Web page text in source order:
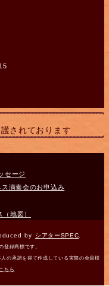
されております
セージ
ス演奏会のお申込み
（地図）
by シアターSPEC
登録商標です。
の承諾を得て作成している実際の会員様
ちら